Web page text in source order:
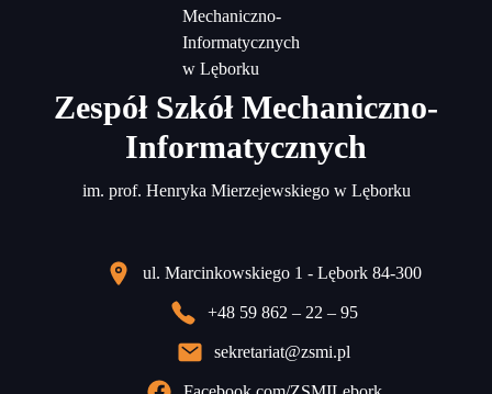
Zespół Szkół Mechaniczno-
Informatycznych
im. prof. Henryka Mierzejewskiego w Lęborku
ul. Marcinkowskiego 1 - Lębork 84-300
+48 59 862 – 22 – 95
sekretariat@zsmi.pl